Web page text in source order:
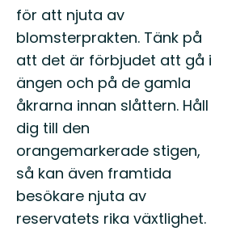
för att njuta av
blomsterprakten. Tänk på
att det är förbjudet att gå i
ängen och på de gamla
åkrarna innan slåttern. Håll
dig till den
orangemarkerade stigen,
så kan även framtida
besökare njuta av
reservatets rika växtlighet.